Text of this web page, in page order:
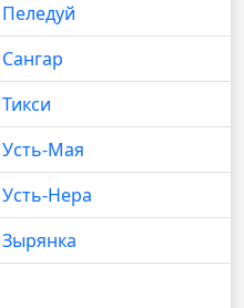
Усть-Мая
Нера